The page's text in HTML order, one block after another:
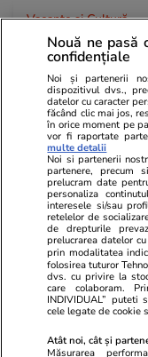
Vacanțe și Cultură
Top 10 insule
vizitat în 2026.
„O experiență
Știri Externe
Donald Trump
Tate în Marea
noi infracțiuni
Știri România
Haos la
Nouă ne pasă
confidențiale
Noi și partenerii
dispozitivul dvs.,
datelor cu caracter
făcând clic mai jos,
în orice moment pe
vor fi raportate
multe detalii
Noi si partenerii
partenere, precum
prelucram date
personaliza
interesele si/sau
retelelor de
de drepturile
prelucrarea datelor
prin modalitatea
folosirea tuturor
dvs. cu privire la
care colaboram.
INDIVIDUAL”
cele legate de cookie
Atât noi, cât și
Măsurarea